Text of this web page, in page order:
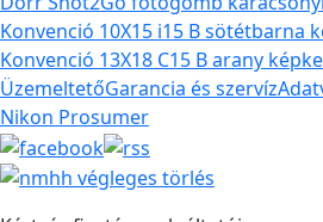
Konvenció 10X15 i15 B sötétbarna
Konvenció 13X18 C15 B arany
ÜzemeltetőGarancia és szervíz
Nikon Prosumer